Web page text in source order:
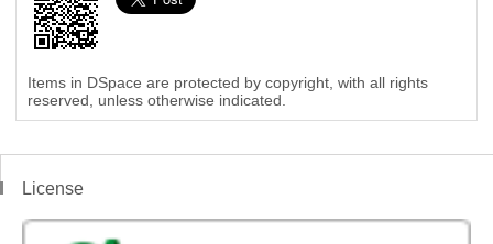
Items in DSpace are protected by copyright, with all rights
reserved, unless otherwise indicated.
License